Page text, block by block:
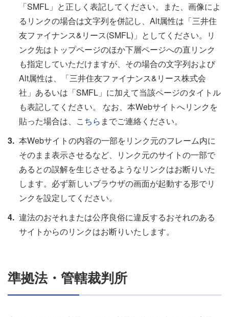
「SMFL」と正しく表記してください。また、画像によ
るリンクの場合は文字列を併記し、Alt属性は「三井住
友ファイナンス&リース(SMFL)」としてください。リ
ンク先はトップページのほか下層ページへの直リンク
も指定していただけますが、その場合の文字列および
Alt属性は、「三井住友ファイナンス&リース株式会
社」あるいは「SMFL」に加えて当該ページのタイトル
も表記してください。 なお、本Webサイトへリンクを
貼った場合は、 こちら までご連絡ください。
本Webサイトの内容の一部をリンク元のフレーム内に
そのまま表示させるなど、リンク元のサイトの一部で
あるとの誤解を生じさせるようなリンクはお断りいた
します。必ず新しいブラウザの画面が起動する形でリ
ンクを設定してください。
違法のおそれまたは公序良俗に違反するおそれのある
サイトからのリンクはお断りいたします。
準拠法・管轄裁判所